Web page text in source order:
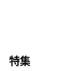
特集